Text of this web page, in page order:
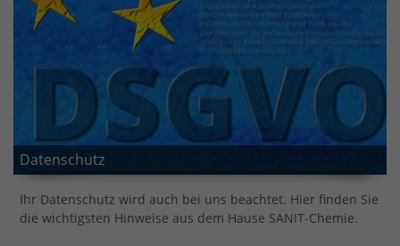
Datenschutz
Ihr Datenschutz wird auch bei uns beachtet. Hier finden Sie
die wichtigsten Hinweise aus dem Hause SANIT-Chemie.